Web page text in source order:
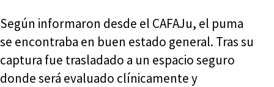
Según informaron desde el CAFAJu, el puma
se encontraba en buen estado general. Tras su
captura fue trasladado a un espacio seguro
donde será evaluado clínicamente y